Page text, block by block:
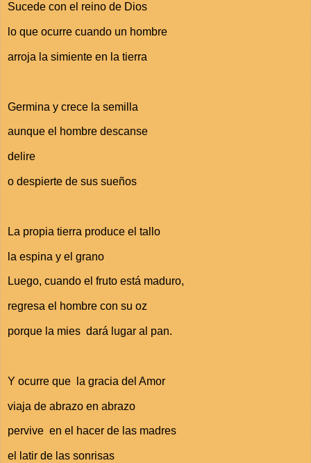
Sucede con el reino de Dios
lo que ocurre cuando un hombre
arroja la simiente en la tierra
Germina y crece la semilla
aunque el hombre descanse
delire
o despierte de sus sueños
La propia tierra produce el tallo
la espina y el grano
Luego, cuando el fruto está maduro,
regresa el hombre con su oz
porque la mies dará lugar al pan.
Y ocurre que la gracia del Amor
viaja de abrazo en abrazo
pervive en el hacer de las madres
el latir de las sonrisas